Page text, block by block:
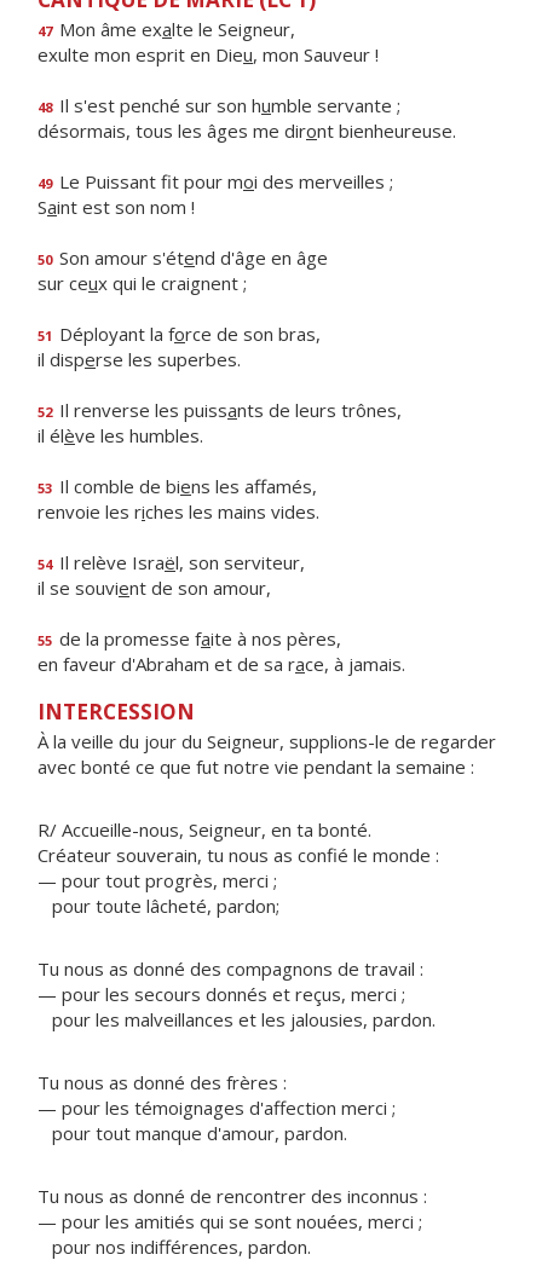
47 Mon âme exalte le Seigneur,
exulte mon esprit en Dieu, mon Sauveur !
48 Il s'est penché sur son humble servante ;
désormais, tous les âges me diront bienheureuse.
49 Le Puissant fit pour moi des merveilles ;
Saint est son nom !
50 Son amour s'étend d'âge en âge
sur ceux qui le craignent ;
51 Déployant la force de son bras,
il disperse les superbes.
52 Il renverse les puissants de leurs trônes,
il élève les humbles.
53 Il comble de biens les affamés,
renvoie les riches les mains vides.
54 Il relève Israël, son serviteur,
il se souvient de son amour,
55 de la promesse faite à nos pères,
en faveur d'Abraham et de sa race, à jamais.
INTERCESSION
À la veille du jour du Seigneur, supplions-le de regarder
avec bonté ce que fut notre vie pendant la semaine :
R/ Accueille-nous, Seigneur, en ta bonté.
Créateur souverain, tu nous as confié le monde :
— pour tout progrès, merci ;
pour toute lâcheté, pardon;
Tu nous as donné des compagnons de travail :
— pour les secours donnés et reçus, merci ;
pour les malveillances et les jalousies, pardon.
Tu nous as donné des frères :
— pour les témoignages d'affection merci ;
pour tout manque d'amour, pardon.
Tu nous as donné de rencontrer des inconnus :
— pour les amitiés qui se sont nouées, merci ;
pour nos indifférences, pardon.